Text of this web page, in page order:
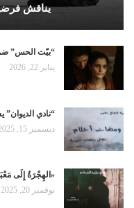
يناقش
“بيّت الحس” ضمن
يناير 22, 2026
“نادي
ديسمبر 15, 2025
«الهِجْرَةُ إِلَى
نوفمبر 20, 2025